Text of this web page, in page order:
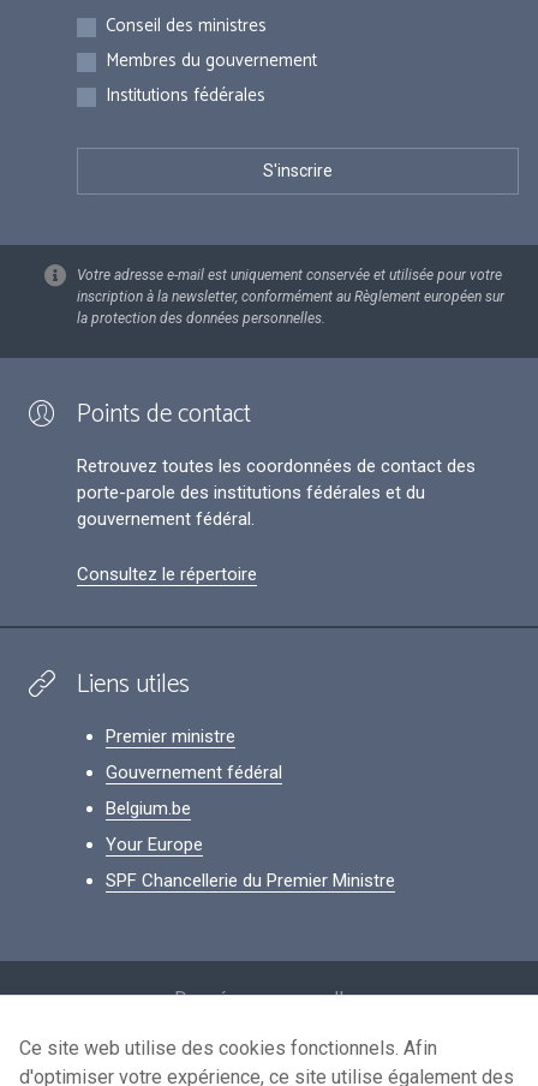
Inscriptions
Conseil des ministres
Membres du gouvernement
Institutions fédérales
Votre adresse e-mail est uniquement conservée et utilisée pour votre
inscription à la newsletter, conformément au Règlement européen sur
la protection des données personnelles.
Points de contact
Retrouvez toutes les coordonnées de contact des
porte-parole des institutions fédérales et du
gouvernement fédéral.
Consultez le répertoire
Liens utiles
Premier ministre
Gouvernement fédéral
Belgium.be
Your Europe
SPF Chancellerie du Premier Ministre
Données personnelles
Conditions de réutilisation
Ce site web utilise des cookies fonctionnels. Afin
d'optimiser votre expérience, ce site utilise également des